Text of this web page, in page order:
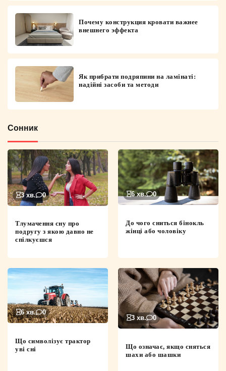
Почему конструкция кровати важнее
внешнего эффекта
Як прибрати подряпини на ламінаті:
надійні засоби та методи
Сонник
3 хв. 0
Тлумачення сну про
подругу з якою давно не
спілкуєшся
6 хв. 0
До чого сниться бінокль
жінці або чоловіку
6 хв. 0
Що символізує трактор
уві сні
3 хв. 0
Що означає, якщо сняться
шахи або шашки